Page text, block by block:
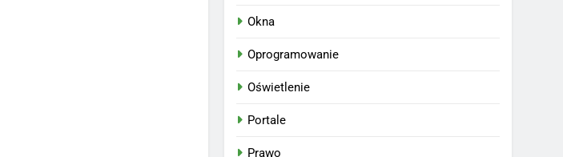
Okna
Oprogramowanie
Oświetlenie
Portale
Prawo